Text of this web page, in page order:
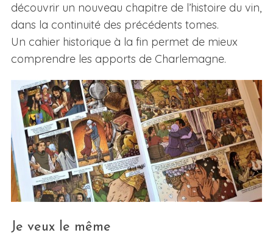
découvrir un nouveau chapitre de l’histoire du vin,
dans la continuité des précédents tomes.
Un cahier historique à la fin permet de mieux
comprendre les apports de Charlemagne.
Je veux le même